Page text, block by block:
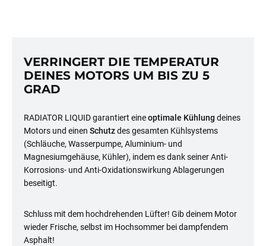
VERRINGERT DIE TEMPERATUR
DEINES MOTORS UM BIS ZU 5
GRAD
RADIATOR LIQUID garantiert eineoptimale Kühlung deines
Motors und einen Schutzdes gesamten Kühlsystems
(Schläuche, Wasserpumpe, Aluminium- und
Magnesiumgehäuse, Kühler), indem es dank seiner Anti-
Korrosions- und Anti-Oxidationswirkung Ablagerungen
beseitigt.
Schluss mit dem hochdrehenden Lüfter! Gib deinem Motor
wieder Frische, selbst im Hochsommer bei dampfendem
Asphalt!